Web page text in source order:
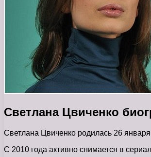
Светлана Цвиченко
Светлана Цвиченко родилась 26
С 2010 года активно снимается в